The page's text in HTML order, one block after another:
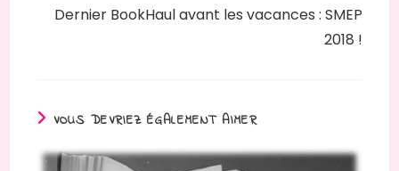
Dernier BookHaul avant les vacances : SMEP
2018 !
VOUS DEVRIEZ ÉGALEMENT AIMER